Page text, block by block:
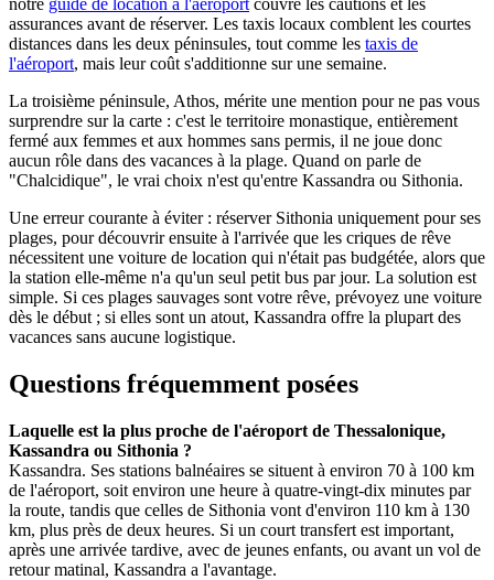
notre guide de location à l'aéroport couvre les cautions et les
assurances avant de réserver. Les taxis locaux comblent les courtes
distances dans les deux péninsules, tout comme les taxis de
l'aéroport, mais leur coût s'additionne sur une semaine.
La troisième péninsule, Athos, mérite une mention pour ne pas vous
surprendre sur la carte : c'est le territoire monastique, entièrement
fermé aux femmes et aux hommes sans permis, il ne joue donc
aucun rôle dans des vacances à la plage. Quand on parle de
"Chalcidique", le vrai choix n'est qu'entre Kassandra ou Sithonia.
Une erreur courante à éviter : réserver Sithonia uniquement pour ses
plages, pour découvrir ensuite à l'arrivée que les criques de rêve
nécessitent une voiture de location qui n'était pas budgétée, alors que
la station elle-même n'a qu'un seul petit bus par jour. La solution est
simple. Si ces plages sauvages sont votre rêve, prévoyez une voiture
dès le début ; si elles sont un atout, Kassandra offre la plupart des
vacances sans aucune logistique.
Questions fréquemment posées
Laquelle est la plus proche de l'aéroport de Thessalonique,
Kassandra ou Sithonia ?
Kassandra. Ses stations balnéaires se situent à environ 70 à 100 km
de l'aéroport, soit environ une heure à quatre-vingt-dix minutes par
la route, tandis que celles de Sithonia vont d'environ 110 km à 130
km, plus près de deux heures. Si un court transfert est important,
après une arrivée tardive, avec de jeunes enfants, ou avant un vol de
retour matinal, Kassandra a l'avantage.